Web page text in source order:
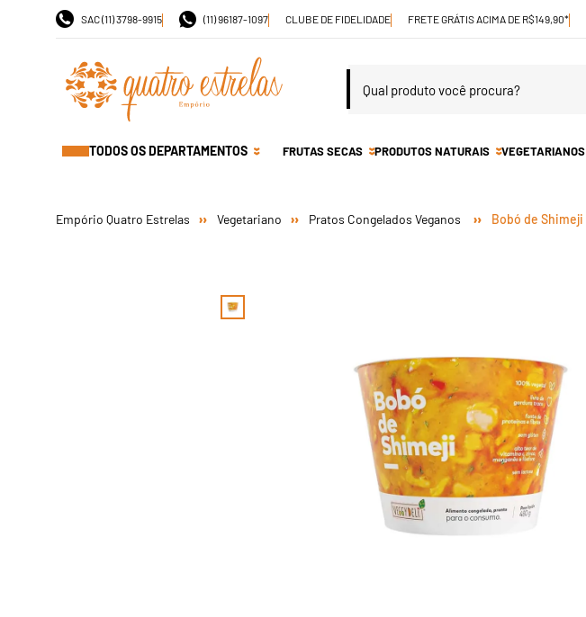
SAC (11) 3798-9915 (11) 96187-1097 CLUBE DE FIDELIDADE FRETE GRÁTIS ACIMA DE R$149,90*
TODOS OS DEPARTAMENTOS FRUTAS SECAS PRODUTOS NATURAIS VEGETARIANOS
Vegetariano Pratos Congelados Veganos Bobó de Shimeji